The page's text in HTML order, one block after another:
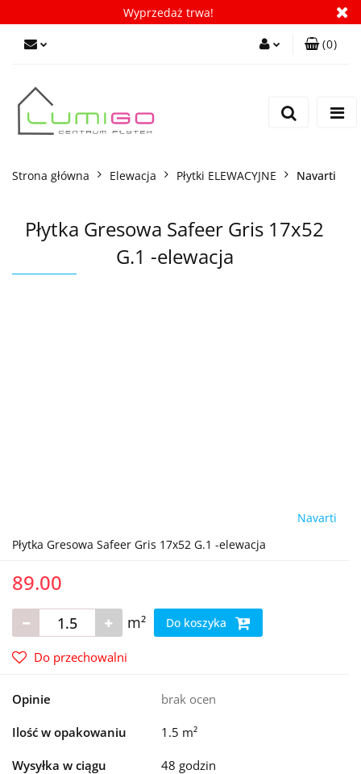
Wyprzedaż trwa!
(0)
Strona główna Elewacja Płytki ELEWACYJNE Navarti
Płytka Gresowa Safeer Gris 17x52
G.1 -elewacja
Navarti
Płytka Gresowa Safeer Gris 17x52 G.1 -elewacja
89.00
m² Do koszyka
Do przechowalni
Opinie brak ocen
Ilość w opakowaniu 1.5 m²
Wysyłka w ciągu 48 godzin